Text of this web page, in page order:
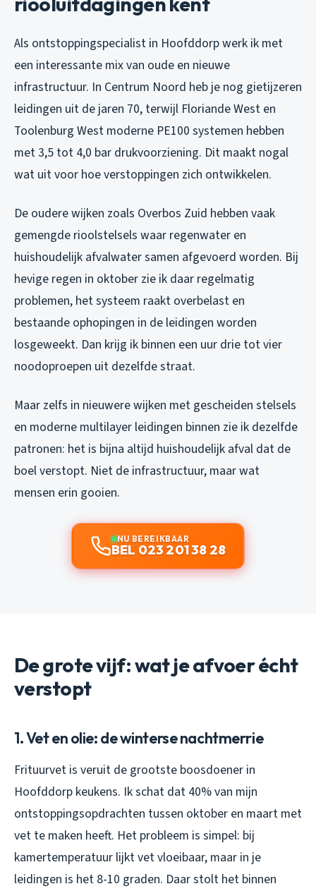
Als ontstoppingspecialist in Hoofddorp werk ik met
een interessante mix van oude en nieuwe
infrastructuur. In Centrum Noord heb je nog gietijzeren
leidingen uit de jaren 70, terwijl Floriande West en
Toolenburg West moderne PE100 systemen hebben
met 3,5 tot 4,0 bar drukvoorziening. Dit maakt nogal
wat uit voor hoe verstoppingen zich ontwikkelen.
De oudere wijken zoals Overbos Zuid hebben vaak
gemengde rioolstelsels waar regenwater en
huishoudelijk afvalwater samen afgevoerd worden. Bij
hevige regen in oktober zie ik daar regelmatig
problemen, het systeem raakt overbelast en
bestaande ophopingen in de leidingen worden
losgeweekt. Dan krijg ik binnen een uur drie tot vier
noodoproepen uit dezelfde straat.
Maar zelfs in nieuwere wijken met gescheiden stelsels
en moderne multilayer leidingen binnen zie ik dezelfde
patronen: het is bijna altijd huishoudelijk afval dat de
boel verstopt. Niet de infrastructuur, maar wat
mensen erin gooien.
NU BEREIKBAAR
BEL 023 201 38 28
De grote vijf: wat je afvoer écht
verstopt
1. Vet en olie: de winterse nachtmerrie
Frituurvet is veruit de grootste boosdoener in
Hoofddorp keukens. Ik schat dat 40% van mijn
ontstoppingsopdrachten tussen oktober en maart met
vet te maken heeft. Het probleem is simpel: bij
kamertemperatuur lijkt vet vloeibaar, maar in je
leidingen is het 8-10 graden. Daar stolt het binnen